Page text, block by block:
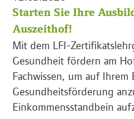
Starten Sie Ihre
Auszeithof!
Mit dem LFI-
Gesundheit fördern am
Fachwissen, um auf
Gesundheitsförderung
Einkommensstandbein